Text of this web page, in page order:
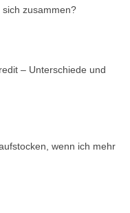
zusammen?
– Unterschiede und
wenn ich mehr